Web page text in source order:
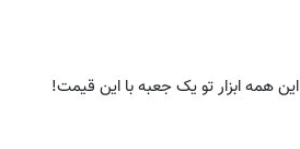
این همه ابزار تو یک جعبه با این قیمت!